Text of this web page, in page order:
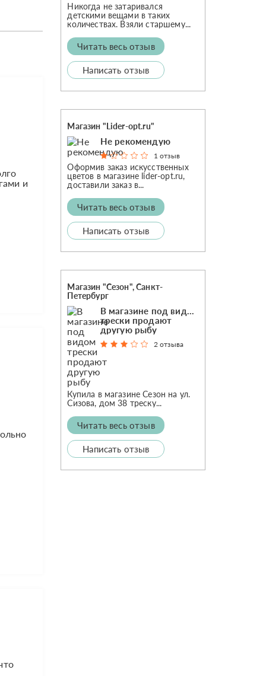
и
Никогда не затаривался
детскими вещами в таких
количествах. Взяли старшему...
Читать весь отзыв
Написать отзыв
Магазин "Lider-opt.ru"
Не рекомендую
1 отзыв
Оформив заказ искусственных
цветов в магазине lider-opt.ru,
доставили заказ в...
Читать весь отзыв
Написать отзыв
Магазин "Сезон", Санкт-
Петербург
В магазине под видом
трески продают
другую рыбу
2 отзыва
Купила в магазине Сезон на ул.
Сизова, дом 38 треску...
Читать весь отзыв
Написать отзыв